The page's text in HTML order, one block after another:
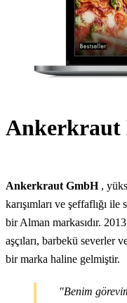
Ankerkraut
Ankerkraut GmbH,
karışımları ve şeffaflığı
bir Alman markasıdır.
aşçıları, barbekü severler
bir marka haline gelmiştir.
"Benim